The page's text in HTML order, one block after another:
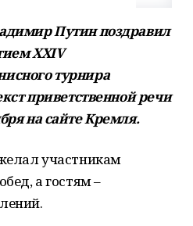
Путин поздравил
XXIV
турнира
приветственной речи
на сайте Кремля.
участникам
а гостям –